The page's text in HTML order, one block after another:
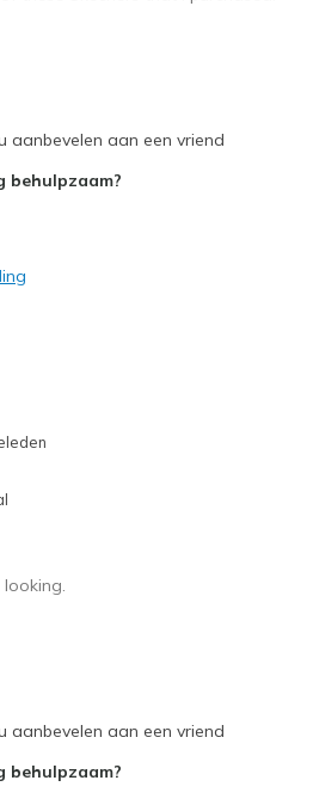
true to size
Shoes
aanbevelen aan een vriend
behulpzaam?
aanbevelen aan een vriend
behulpzaam?